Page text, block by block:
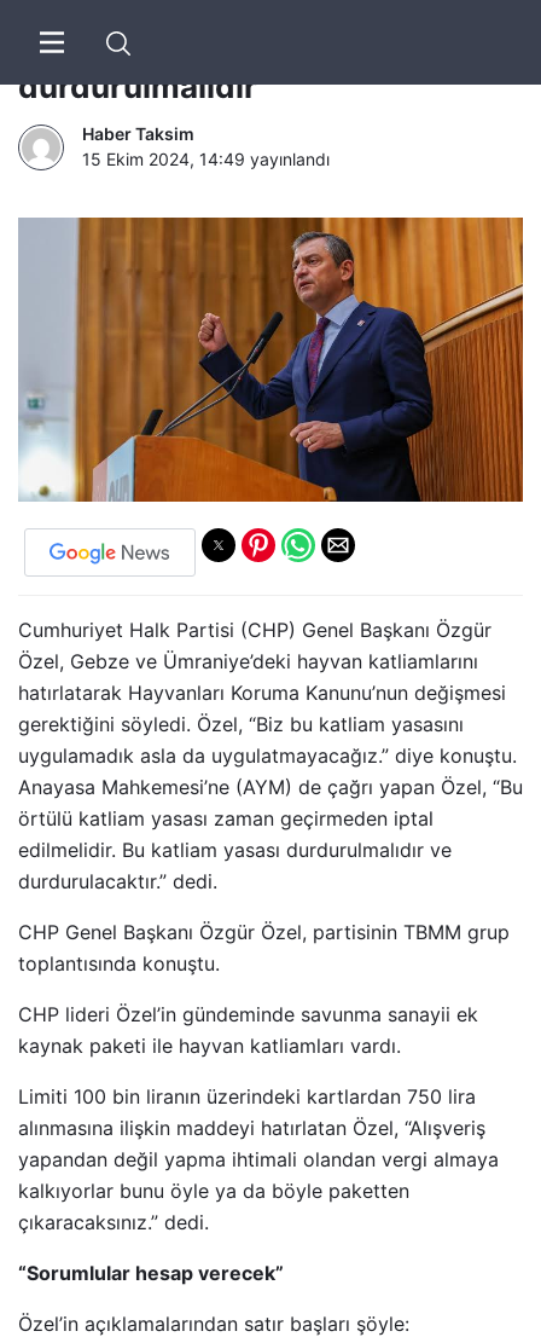
Özgür Özel: Bu katliam yasası
durdurulmalıdır
Haber Taksim
15 Ekim 2024, 14:49 yayınlandı
Cumhuriyet Halk Partisi (CHP) Genel Başkanı Özgür
Özel, Gebze ve Ümraniye’deki hayvan katliamlarını
hatırlatarak Hayvanları Koruma Kanunu’nun değişmesi
gerektiğini söyledi. Özel, “Biz bu katliam yasasını
uygulamadık asla da uygulatmayacağız.” diye konuştu.
Anayasa Mahkemesi’ne (AYM) de çağrı yapan Özel, “Bu
örtülü katliam yasası zaman geçirmeden iptal
edilmelidir. Bu katliam yasası durdurulmalıdır ve
durdurulacaktır.” dedi.
CHP Genel Başkanı Özgür Özel, partisinin TBMM grup
toplantısında konuştu.
CHP lideri Özel’in gündeminde savunma sanayii ek
kaynak paketi ile hayvan katliamları vardı.
Limiti 100 bin liranın üzerindeki kartlardan 750 lira
alınmasına ilişkin maddeyi hatırlatan Özel, “Alışveriş
yapandan değil yapma ihtimali olandan vergi almaya
kalkıyorlar bunu öyle ya da böyle paketten
çıkaracaksınız.” dedi.
“Sorumlular hesap verecek”
Özel’in açıklamalarından satır başları şöyle: